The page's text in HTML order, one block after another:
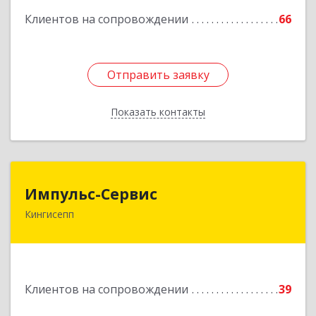
Клиентов на сопровождении 66
Отправить заявку
Показать контакты
Отправить заявку
Назад
Импульс-Сервис
Кингисепп
Клиентов на сопровождении 39
188480, Ленинградская обл, Кингисеппский р-н,